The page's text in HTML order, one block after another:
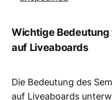
Wichtige
auf Liveaboards
Die Bedeutung des
auf Liveaboards